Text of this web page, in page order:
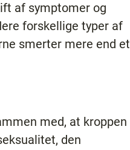
af symptomer og
forskellige typer af
smerter mere end et
med, at kroppen
den